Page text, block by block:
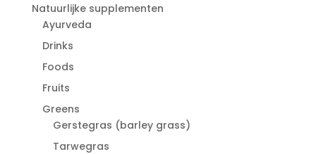
Natuurlijke supplementen
Ayurveda
Drinks
Foods
Fruits
Greens
Gerstegras (barley grass)
Tarwegras